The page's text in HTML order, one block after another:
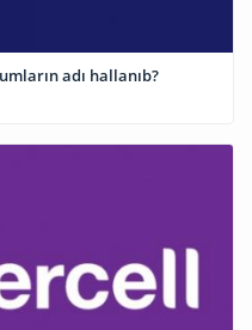
adı hallanıb?